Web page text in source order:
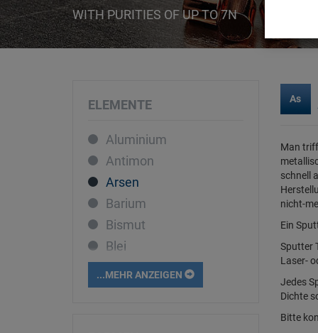
WITH PURITIES OF UP TO 7N
ELEMENTE
Aluminium
Antimon
Arsen
Barium
Bismut
Blei
Cadmium
...MEHR ANZEIGEN
As
Man
schnell
nicht-
Ein
Sputter
Laser-
Jedes
Dichte
Bitte